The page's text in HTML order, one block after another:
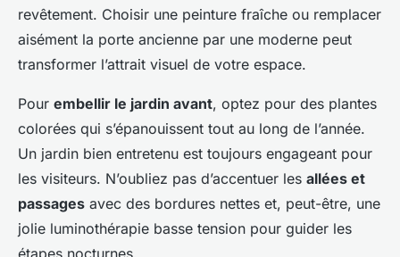
revêtement. Choisir une peinture fraîche ou remplacer
aisément la porte ancienne par une moderne peut
transformer l’attrait visuel de votre espace.
Pour embellir le jardin avant, optez pour des plantes
colorées qui s’épanouissent tout au long de l’année.
Un jardin bien entretenu est toujours engageant pour
les visiteurs. N’oubliez pas d’accentuer les allées et
passages avec des bordures nettes et, peut-être, une
jolie luminothérapie basse tension pour guider les